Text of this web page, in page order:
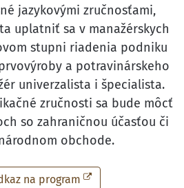
jazykovými zručnosťami,
uplatniť sa v manažérskych
stupni riadenia podniku
a potravinárskeho
univerzalista i špecialista.
zručnosti sa bude môcť
so zahraničnou účasťou či
obchode.
na program